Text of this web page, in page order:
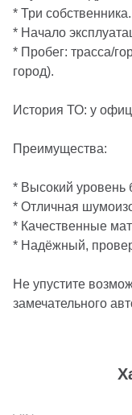
* Три собственника.
* Начало
* Пробег: трасса/
город).
История ТО: у
Преимущества:
* Высокий уровень
* Отличная
* Качественные
* Надёжный,
Не упустите
замечательного